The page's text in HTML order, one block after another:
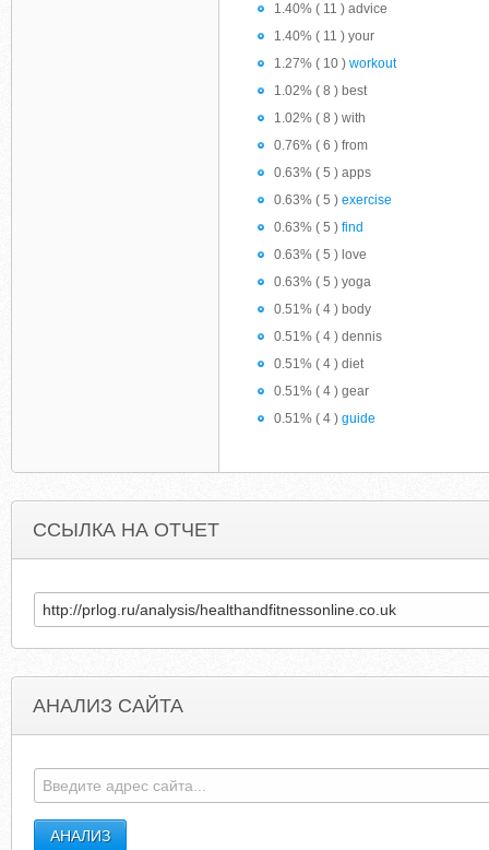
1.40% ( 11 ) advice
1.40% ( 11 ) your
1.27% ( 10 ) workout
1.02% ( 8 ) best
1.02% ( 8 ) with
0.76% ( 6 ) from
0.63% ( 5 ) apps
0.63% ( 5 ) exercise
0.63% ( 5 ) find
0.63% ( 5 ) love
0.63% ( 5 ) yoga
0.51% ( 4 ) body
0.51% ( 4 ) dennis
0.51% ( 4 ) diet
0.51% ( 4 ) gear
0.51% ( 4 ) guide
ССЫЛКА НА ОТЧЕТ
АНАЛИЗ САЙТА